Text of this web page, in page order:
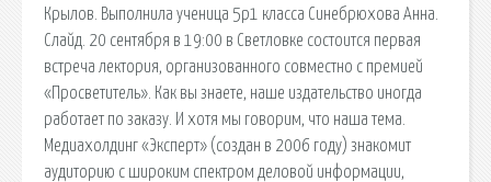
Крылов. Выполнила ученица 5р1 класса Синебрюхова Анна.
Слайд. 20 сентября в 19:00 в Светловке состоится первая
встреча лектория, организованного совместно с премией
«Просветитель». Как вы знаете, наше издательство иногда
работает по заказу. И хотя мы говорим, что наша тема.
Медиахолдинг «Эксперт» (создан в 2006 году) знакомит
аудиторию с широким спектром деловой информации,